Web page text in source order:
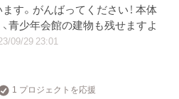
す。がんばってください！ 本体
青少年会館の建物も残せますよ
09/29 23:01
1 プロジェクトを応援